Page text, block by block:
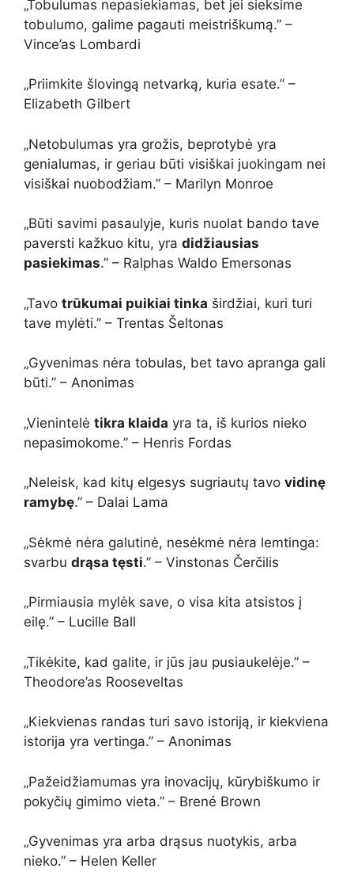
„Tobulumas nepasiekiamas, bet jei sieksime
tobulumo, galime pagauti meistriškumą.” –
Vince’as Lombardi
„Priimkite šlovingą netvarką, kuria esate.” –
Elizabeth Gilbert
„Netobulumas yra grožis, beprotybė yra
genialumas, ir geriau būti visiškai juokingam nei
visiškai nuobodžiam.” – Marilyn Monroe
„Būti savimi pasaulyje, kuris nuolat bando tave
paversti kažkuo kitu, yra didžiausias
pasiekimas.” – Ralphas Waldo Emersonas
„Tavo trūkumai puikiai tinka širdžiai, kuri turi
tave mylėti.” – Trentas Šeltonas
„Gyvenimas nėra tobulas, bet tavo apranga gali
būti.” – Anonimas
„Vienintelė tikra klaida yra ta, iš kurios nieko
nepasimokome.” – Henris Fordas
„Neleisk, kad kitų elgesys sugriautų tavo vidinę
ramybę.” – Dalai Lama
„Sėkmė nėra galutinė, nesėkmė nėra lemtinga:
svarbu drąsa tęsti.” – Vinstonas Čerčilis
„Pirmiausia mylėk save, o visa kita atsistos į
eilę.” – Lucille Ball
„Tikėkite, kad galite, ir jūs jau pusiaukelėje.” –
Theodore’as Rooseveltas
„Kiekvienas randas turi savo istoriją, ir kiekviena
istorija yra vertinga.” – Anonimas
„Pažeidžiamumas yra inovacijų, kūrybiškumo ir
pokyčių gimimo vieta.” – Brené Brown
„Gyvenimas yra arba drąsus nuotykis, arba
nieko.” – Helen Keller